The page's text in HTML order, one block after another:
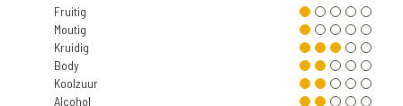
Fruitig
Moutig
Kruidig
Body
Koolzuur
Alcohol